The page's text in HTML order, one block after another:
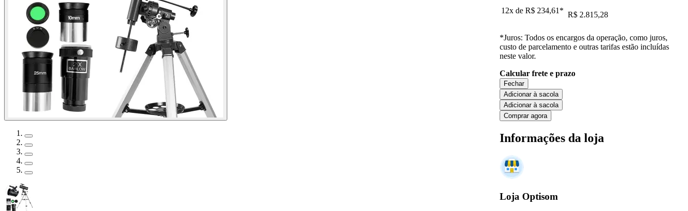
12x de R$ 234,61 * R$ 2.815,28
*Juros: Todos os encargos da operação, como juros,
custo de parcelamento e outras tarifas estão incluídas
neste valor.
Calcular frete e prazo
Fechar
Adicionar à sacola
Adicionar à sacola
Comprar agora
Informações da loja
Loja Optisom